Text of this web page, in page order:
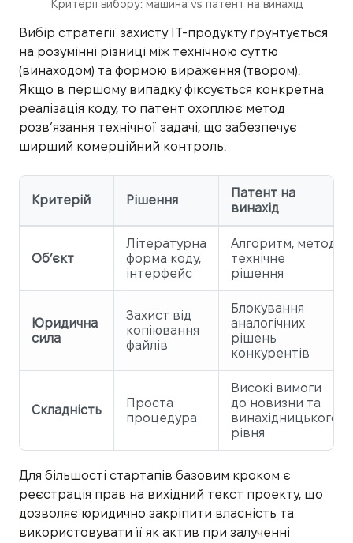
Критерії вибору: машина vs патент на винахід
Вибір стратегії захисту IT-продукту ґрунтується
на розумінні різниці між технічною суттю
(винаходом) та формою вираження (твором).
Якщо в першому випадку фіксується конкретна
реалізація коду, то патент охоплює метод
розв’язання технічної задачі, що забезпечує
ширший комерційний контроль.
Критерій Рішення
Патент на
винахід
Об’єкт
Літературна
форма коду,
інтерфейс
Алгоритм, метод,
технічне
рішення
Юридична
сила
Захист від
копіювання
файлів
Блокування
аналогічних
рішень
конкурентів
Складність
Проста
процедура
Високі вимоги
до новизни та
винахідницького
рівня
Для більшості стартапів базовим кроком є
реєстрація прав на вихідний текст проекту, що
дозволяє юридично закріпити власність та
використовувати її як актив при залученні